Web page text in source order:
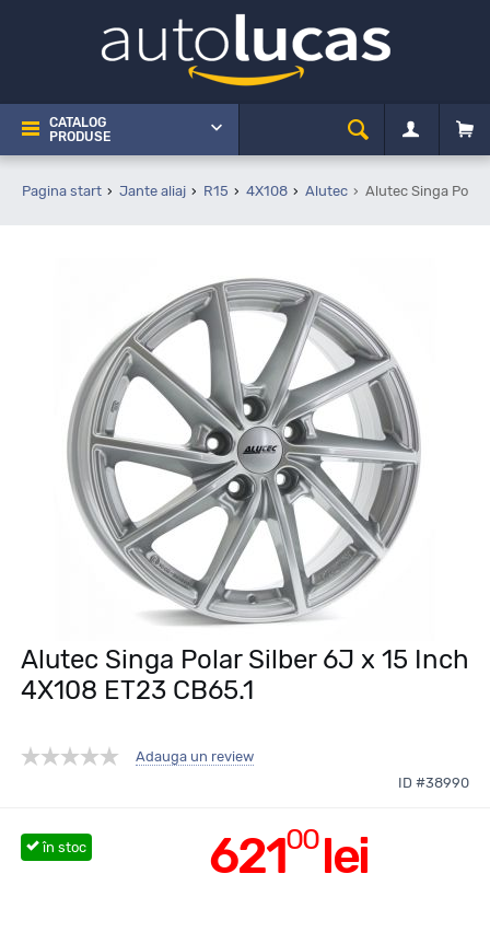
CATALOG
PRODUSE
Pagina start Jante aliaj R15 4X108 Alutec Alutec Singa Polar
Alutec Singa Polar Silber 6J x 15 Inch
4X108 ET23 CB65.1
Adauga un review
ID #38990
62100lei
în stoc